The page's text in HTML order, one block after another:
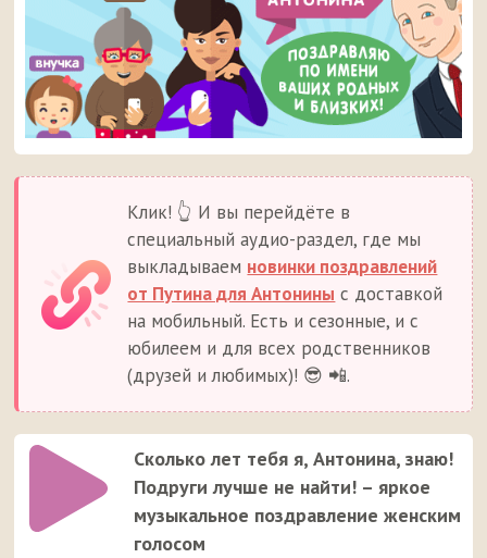
Клик! 👆 И вы перейдёте в
специальный аудио-раздел, где мы
выкладываем новинки поздравлений
от Путина для Антонины с доставкой
на мобильный. Есть и сезонные, и с
юбилеем и для всех родственников
(друзей и любимых)! 😎 📲.
Сколько лет тебя я, Антонина, знаю!
Подруги лучше не найти! – яркое
музыкальное поздравление женским
голосом